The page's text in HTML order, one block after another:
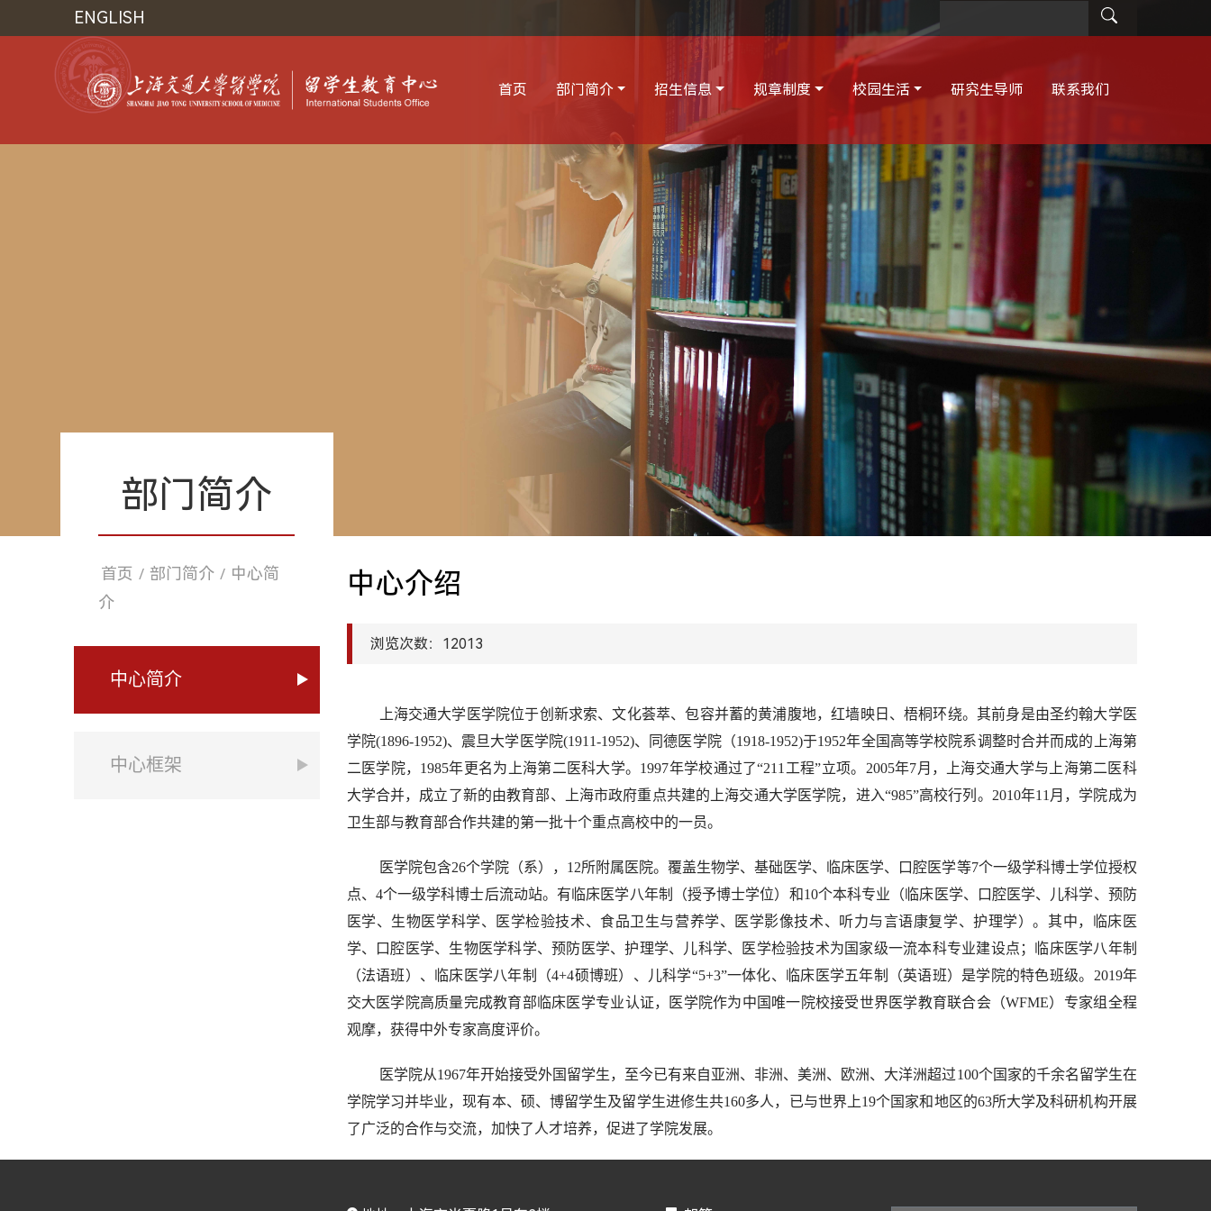
ENGLISH
首页 部门简介 招生信息 规章制度 校园生活 研究生导师 联系我们
部门简介
首页 / 部门简介 / 中心简
介
中心简介
中心框架
中心介绍
浏览次数： 12013
上海交通大学医学院位于创新求索、文化荟萃、包容并蓄的黄浦腹地，红墙映日、梧桐环绕。其前身是由圣约翰大学医
学院(1896-1952)、震旦大学医学院(1911-1952)、同德医学院（1918-1952)于1952年全国高等学校院系调整时合并而成的上海第
二医学院，1985年更名为上海第二医科大学。1997年学校通过了“211工程”立项。2005年7月，上海交通大学与上海第二医科
大学合并，成立了新的由教育部、上海市政府重点共建的上海交通大学医学院，进入“985”高校行列。2010年11月，学院成为
卫生部与教育部合作共建的第一批十个重点高校中的一员。
医学院包含26个学院（系），12所附属医院。覆盖生物学、基础医学、临床医学、口腔医学等7个一级学科博士学位授权
点、4个一级学科博士后流动站。有临床医学八年制（授予博士学位）和10个本科专业（临床医学、口腔医学、儿科学、预防
医学、生物医学科学、医学检验技术、食品卫生与营养学、医学影像技术、听力与言语康复学、护理学）。其中，临床医
学、口腔医学、生物医学科学、预防医学、护理学、儿科学、医学检验技术为国家级一流本科专业建设点；临床医学八年制
（法语班）、临床医学八年制（4+4硕博班）、儿科学“5+3”一体化、临床医学五年制（英语班）是学院的特色班级。2019年
交大医学院高质量完成教育部临床医学专业认证，医学院作为中国唯一院校接受世界医学教育联合会（WFME）专家组全程
观摩，获得中外专家高度评价。
医学院从1967年开始接受外国留学生，至今已有来自亚洲、非洲、美洲、欧洲、大洋洲超过100个国家的千余名留学生在
学院学习并毕业，现有本、硕、博留学生及留学生进修生共160多人，已与世界上19个国家和地区的63所大学及科研机构开展
了广泛的合作与交流，加快了人才培养，促进了学院发展。